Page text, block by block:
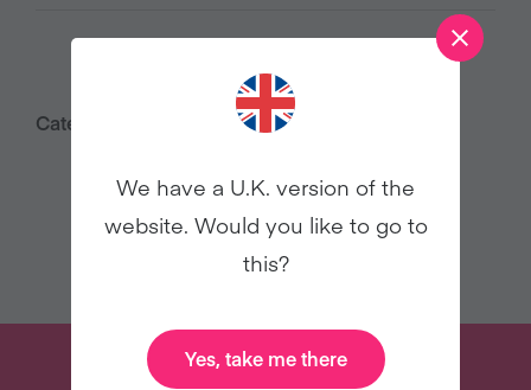
Category:
Comunicados de prensa
We have a U.K. version of the
website. Would you like to go to
this?
Yes, take me there